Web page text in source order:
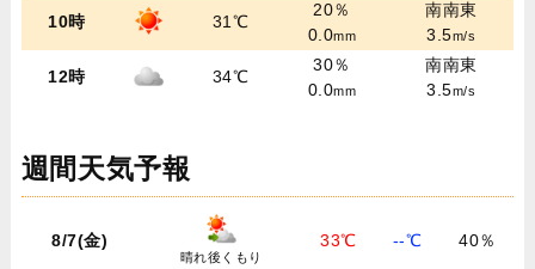
10時 31℃
20％
0.0mm
南南東
3.5m/s
12時 34℃
30％
0.0mm
南南東
3.5m/s
週間天気予報
8/7(金)
晴れ後くもり
33℃ --℃ 40％